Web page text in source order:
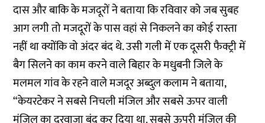
दास और बाकि के मजदूरों ने बताया कि रविवार को जब सुबह
आग लगी तो मजदूरों के पास वहां से निकलने का कोई रास्ता
नहीं था क्योंकि वो अंदर बंद थे. उसी गली में एक दूसरी फैक्ट्री में
बैग सिलने का काम करने वाले बिहार के मधुबनी जिले के
मलमल गांव के रहने वाले मजदूर अब्दुल कलाम ने बताया,
“केयरटेकर ने सबसे निचली मंजिल और सबसे ऊपर वाली